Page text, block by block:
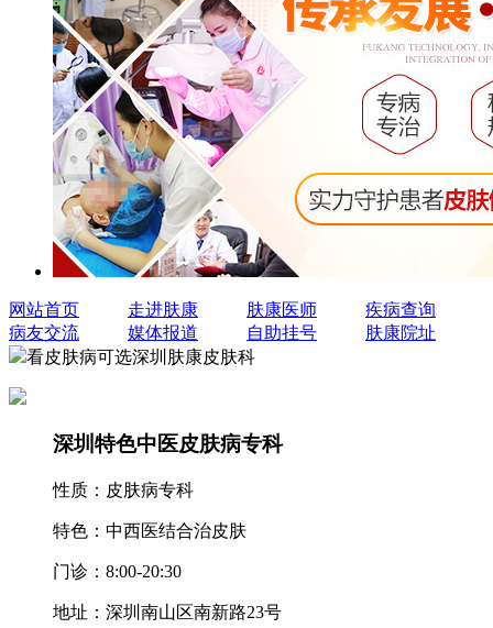
网站首页 走进肤康 肤康医师
疾病查询
病友交流
媒体报道 自助挂号
肤康院址
看皮肤病可选深圳肤康皮肤科
深圳特色中医皮肤病专科
性质： 皮肤病专科
特色： 中西医结合治皮肤
门诊： 8:00-20:30
地址： 深圳南山区南新路23号